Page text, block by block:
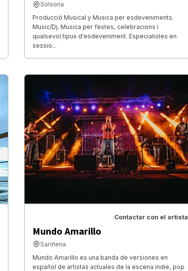
Solsona
Producció Musical y Musica per esdeveniments.
Music/Dj. Musica per festes, celebracions i
qualsevol tipus d'esdeveniment. Especialistes en
sessio...
Contactar con el artista
Mundo Amarillo
Sariñena
Mundo Amarillo es una banda de versiones en
español de artistas actuales de la escena indie, pop